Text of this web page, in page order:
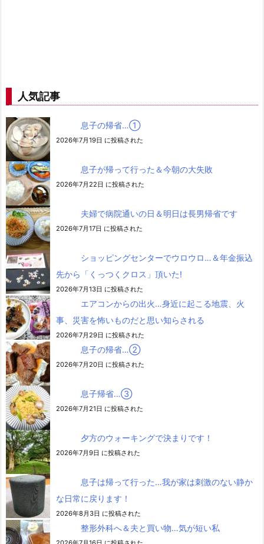
人気記事
息子の帰省…➀
2026年7月19日 に投稿された
息子が帰って行った＆今朝の大失敗
2026年7月22日 に投稿された
夫婦で病院通いの日＆明日は長男帰省です
2026年7月17日 に投稿された
ショッピングセンターでウロウロ…＆年金振込
先から「くっつくクロス」頂いた!
2026年7月13日 に投稿された
エアコンからの出火…身近に起こる地震、火
事、災害を怖いものだと思い知らされる
2026年7月29日 に投稿された
息子の帰省…②
2026年7月20日 に投稿された
息子帰省…③
2026年7月21日 に投稿された
夕方のウォーキングで決まりです！
2026年7月9日 に投稿された
息子は帰って行った…我が家は刺激のない静か
な日常に戻ります！
2026年8月3日 に投稿された
整形外科へ＆夫と買い物…気が短い私